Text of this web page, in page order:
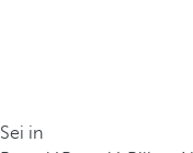
Sei in